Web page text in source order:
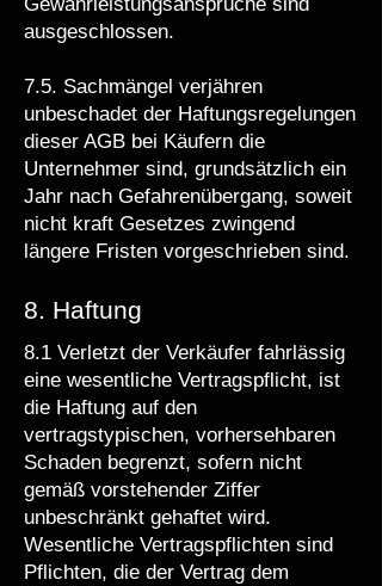
ausgeschlossen.
7.5. Sachmängel verjähren
unbeschadet der Haftungsregelungen
dieser AGB bei Käufern die
Unternehmer sind, grundsätzlich ein
Jahr nach Gefahrenübergang, soweit
nicht kraft Gesetzes zwingend
längere Fristen vorgeschrieben sind.
8. Haftung
8.1 Verletzt der Verkäufer fahrlässig
eine wesentliche Vertragspflicht, ist
die Haftung auf den
vertragstypischen, vorhersehbaren
Schaden begrenzt, sofern nicht
gemäß vorstehender Ziffer
unbeschränkt gehaftet wird.
Wesentliche Vertragspflichten sind
Pflichten, die der Vertrag dem